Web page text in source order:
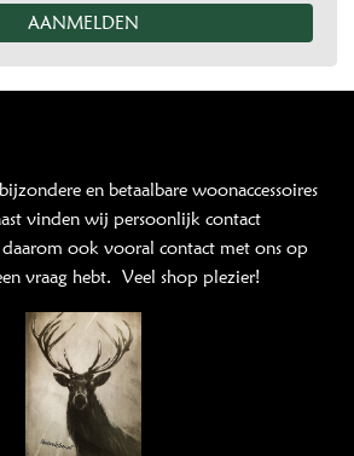
en betaalbare woonaccessoires
vinden wij persoonlijk contact
ook vooral contact met ons op
vraag hebt. Veel shop plezier!